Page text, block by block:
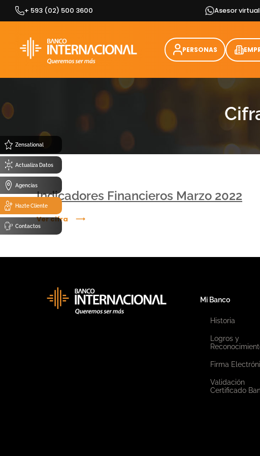
Zensational
Actualiza Datos
Agencias
Hazte Cliente
Contactos
Skip
+ 593 (02) 500 3600 Asesor
PERSONAS
Indicadores Financieros Marzo 2022
Ver cifra
Mi Banco
Historia
Logros y
Firma
Validación
Certificado